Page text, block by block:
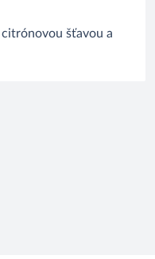
citrónovou šťavou a